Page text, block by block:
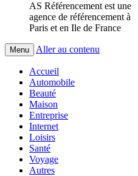
AS Référencement est une
agence de référencement à
Paris et en Ile de France
Menu Aller au contenu
Accueil
Automobile
Beauté
Maison
Entreprise
Internet
Loisirs
Santé
Voyage
Autres